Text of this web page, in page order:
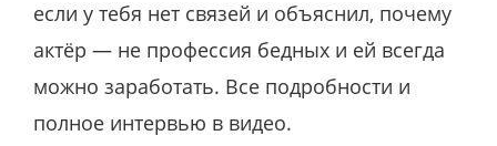
если у тебя нет связей и объяснил, почему
актёр — не профессия бедных и ей всегда
можно заработать. Все подробности и
полное интервью в видео.